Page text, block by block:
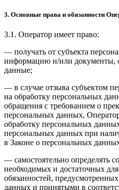
3. Основные права и обязанности
3.1. Оператор имеет право:
— получать от субъекта
информацию и/или документы,
данные;
— в случае отзыва субъектом
на обработку персональных
обращения с требованием о
персональных данных,
обработку персональных
персональных данных при
в Законе о персональных
— самостоятельно определять
необходимых и достаточных
обязанностей,
данных и принятыми в